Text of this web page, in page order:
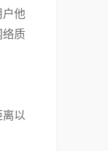
户他
络质
以